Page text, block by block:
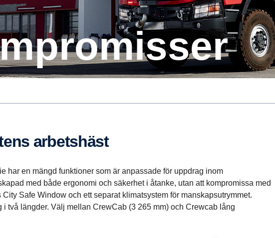
arbets­häst
har en mängd funktioner som är anpassade för uppdrag inom
med både ergonomi och säkerhet i åtanke, utan att kompromissa med
Safe Window och ett separat klimatsystem för manskapsutrymmet.
två längder. Välj mellan CrewCab (3 265 mm) och Crewcab lång